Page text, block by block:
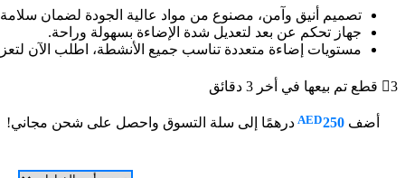
تصميم أنيق وآمن، مصنوع من مواد عالية الجودة لضمان سلامة
جهاز تحكم عن بعد لتعديل شدة الإضاءة بسهولة وراحة.
مستويات إضاءة متعددة تناسب جميع الأنشطة، اطلب الآن
3 قطع تم بيعها في أخر 3 دقائق
أضف AED250 درهمًا إلى سلة التسوق واحصل على شحن مجاني!